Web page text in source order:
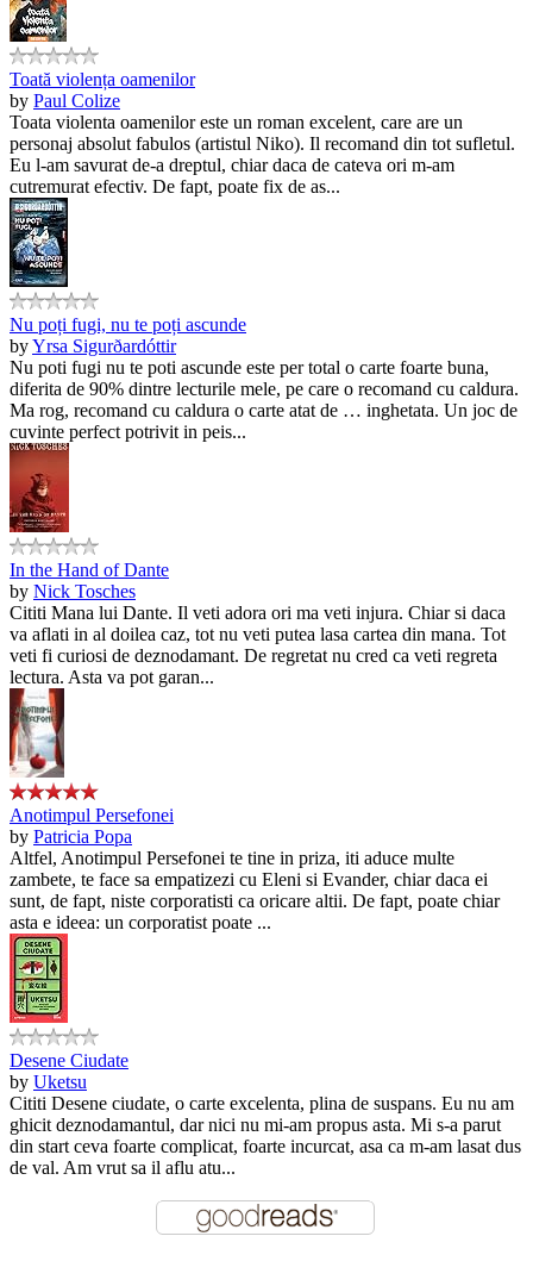
Toată violența oamenilor
by Paul Colize
Toata violenta oamenilor este un roman excelent, care are un
personaj absolut fabulos (artistul Niko). Il recomand din tot sufletul.
Eu l-am savurat de-a dreptul, chiar daca de cateva ori m-am
cutremurat efectiv. De fapt, poate fix de as...
Nu poți fugi, nu te poți ascunde
byYrsa Sigurðardóttir
Nu poti fugi nu te poti ascunde este per total o carte foarte buna,
diferita de 90% dintre lecturile mele, pe care o recomand cu caldura.
Ma rog, recomand cu caldura o carte atat de … inghetata. Un joc de
cuvinte perfect potrivit in peis...
In the Hand of Dante
by Nick Tosches
Cititi Mana lui Dante. Il veti adora ori ma veti injura. Chiar si daca
va aflati in al doilea caz, tot nu veti putea lasa cartea din mana. Tot
veti fi curiosi de deznodamant. De regretat nu cred ca veti regreta
lectura. Asta va pot garan...
Anotimpul Persefonei
by Patricia Popa
Altfel, Anotimpul Persefonei te tine in priza, iti aduce multe
zambete, te face sa empatizezi cu Eleni si Evander, chiar daca ei
sunt, de fapt, niste corporatisti ca oricare altii. De fapt, poate chiar
asta e ideea: un corporatist poate ...
Desene Ciudate
by Uketsu
Cititi Desene ciudate, o carte excelenta, plina de suspans. Eu nu am
ghicit deznodamantul, dar nici nu mi-am propus asta. Mi s-a parut
din start ceva foarte complicat, foarte incurcat, asa ca m-am lasat dus
de val. Am vrut sa il aflu atu...